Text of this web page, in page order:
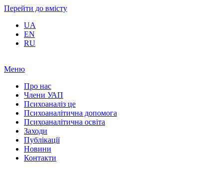
Перейти до вмісту
UA
EN
RU
Меню
Про нас
Члени УАП
Психоаналіз це
Психоаналітична допомога
Психоаналітична освіта
Заходи
Публікації
Новини
Контакти